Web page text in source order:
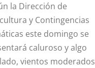
la Dirección de
y Contingencias
este domingo se
caluroso y algo
vientos moderados